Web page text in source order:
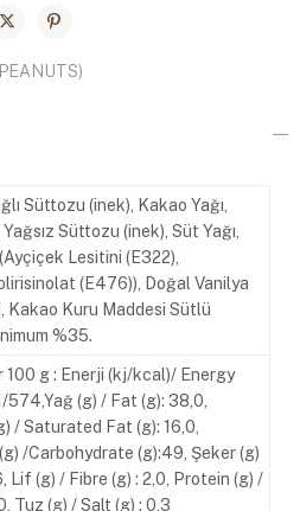
Süttozu (inek), Kakao Yağı,
Süttozu (inek), Süt Yağı,
Lesitini (E322),
(E476)), Doğal Vanilya
Kakao Kuru Maddesi Sütlü
%35.
100 g : Enerji (kj/kcal)/ Energy
(g) / Fat (g): 38,0,
/ Saturated Fat (g): 16,0,
/Carbohydrate (g):49, Şeker (g)
Lif (g) / Fibre (g) : 2,0, Protein (g) /
Tuz (g) / Salt (g) : 0,3